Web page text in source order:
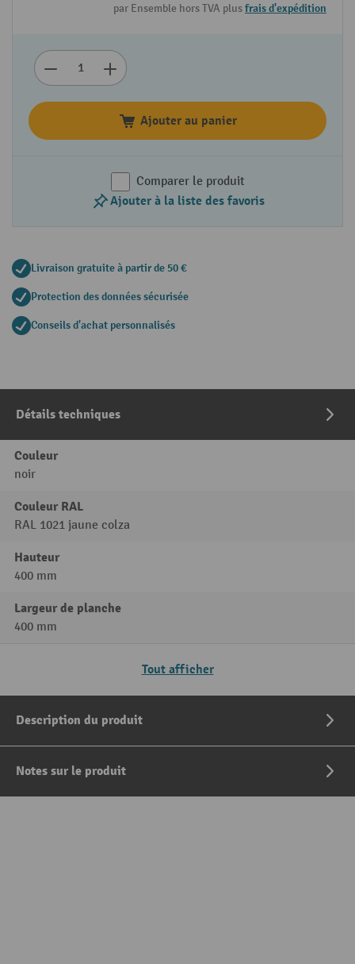
par Ensemble hors TVA plusfrais d'expédition
Ajouter au panier
Comparer le produit
Ajouter à la liste des favoris
Livraison gratuite à partir de 50 €
Protection des données sécurisée
Conseils d'achat personnalisés
Détails techniques
Couleur
noir
Couleur RAL
RAL 1021 jaune colza
Hauteur
400 mm
Largeur de planche
400 mm
Tout afficher
Description du produit
Notes sur le produit